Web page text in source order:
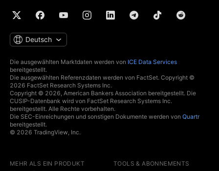
Deutsch
Die ausgewählten Marktdaten werden von ICE Data Services
bereitgestellt.
Die ausgewählten Referenzdaten werden von FactSet. Copyright ©
2026 FactSet Research Systems Inc.
Copyright © 2026, American Bankers Association bereitgestellt. Die
CUSIP-Datenbank wird von FactSet Research Systems Inc.
bereitgestellt. Alle Rechte vorbehalten.
Die SEC-Einreichungen und sonstigen Dokumente werden von Quartr
bereitgestellt.
© 2026 TradingView, Inc.
MEHR ALS EIN PRODUKT TOOLS & ABONNEMENTS